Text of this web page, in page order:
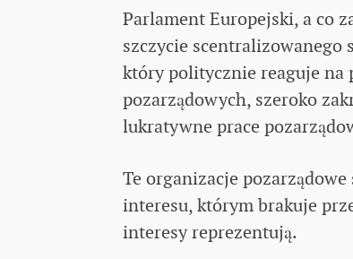
Parlament Europejski, a co
szczycie scentralizowanego
który politycznie reaguje
pozarządowych, szeroko
lukratywne prace
Te organizacje
interesu, którym brakuje
interesy reprezentują.